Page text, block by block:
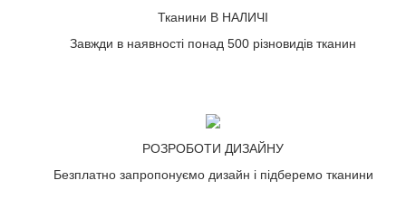
Тканини В НАЛИЧІ
Завжди в наявності понад 500 різновидів тканин
РОЗРОБОТИ ДИЗАЙНУ
Безплатно запропонуємо дизайн і підберемо тканини